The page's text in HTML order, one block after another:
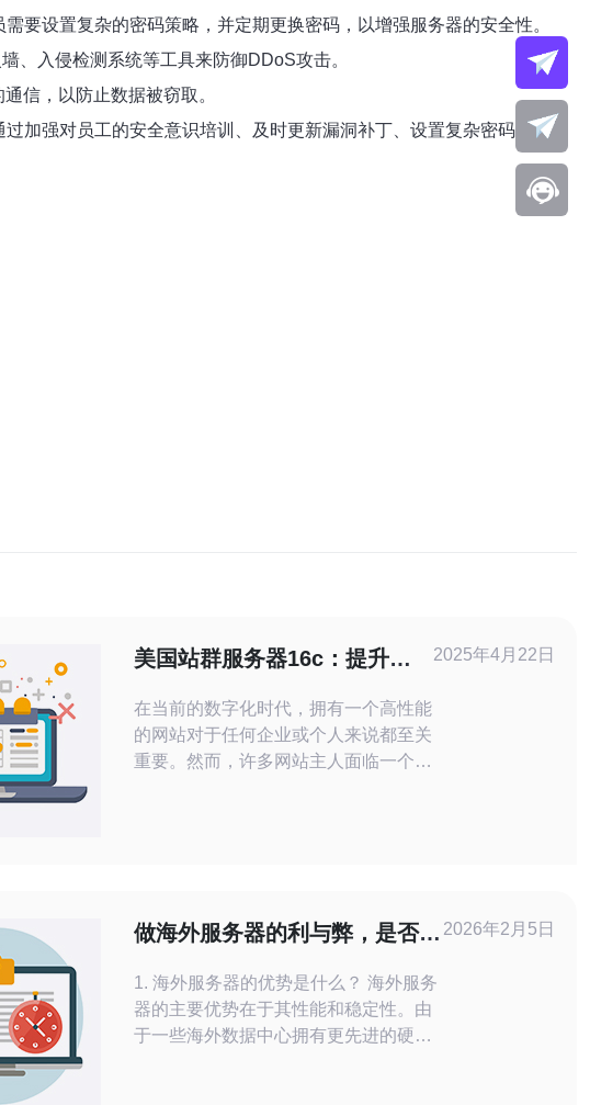
要设置复杂的密码策略，并定期更换密码，以增强服务器的安全性。
、入侵检测系统等工具来防御DDoS攻击。
信，以防止数据被窃取。
加强对员工的安全意识培训、及时更新漏洞补丁、设置复杂密码策略、
美国站群服务器16c：提升网
在当前的数字化时代，拥有一个高性能
的网站对于任何企业或个人来说都至关
重要。然而，许多网站主人面临一个共
高性能的服务器解决
2025年4月22日
做海外服务器的利与弊，是否值
1. 海外服务器的优势是什么？ 海外服务
器的主要优势在于其性能和稳定性。由
于一些海外数据中心拥有更先进的硬件
2026年2月5日